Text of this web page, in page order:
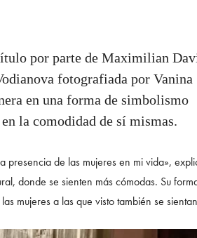
por parte de Maximilian
fotografiada por
en una forma de simbolismo
la comodidad de sí mismas.
de las mujeres en mi vida»,
donde se sienten más cómodas. Su
mujeres a las que visto también se